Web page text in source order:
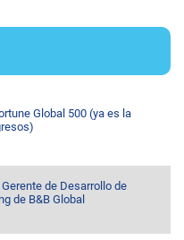
Global 500 (ya es la
de Desarrollo de
de B&B Global